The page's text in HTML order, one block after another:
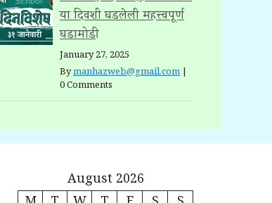
या दिवशी घडलेली महत्त्वपूर्ण
घडामोडी
January 27, 2025
Bymanhazweb@gmail.com
0 Comments
August 2026